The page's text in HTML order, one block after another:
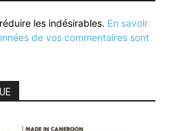
les indésirables. En savoir
de vos commentaires sont